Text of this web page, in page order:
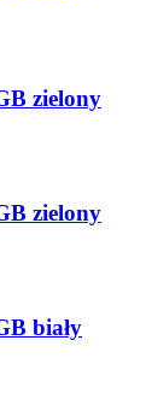
zielony
zielony
biały